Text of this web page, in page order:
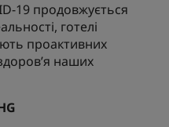
Jin Jiang19 продовжується
готелі
проактивних
наших